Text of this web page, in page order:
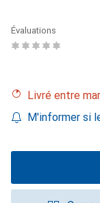
Évaluations
Livré entre
M'informer si